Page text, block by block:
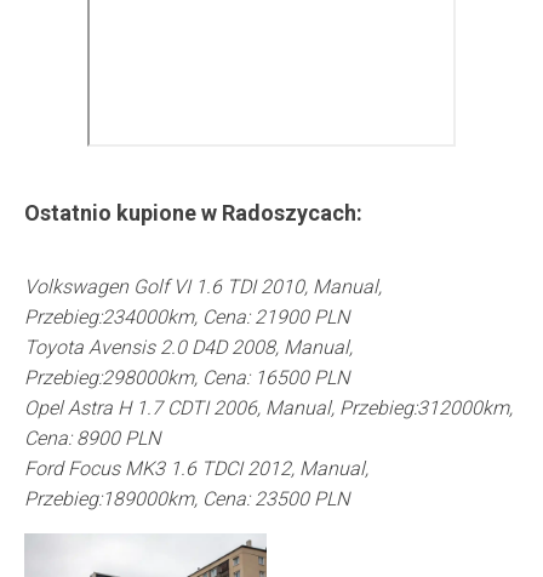
Ostatnio kupione w Radoszycach:
Volkswagen Golf VI 1.6 TDI 2010, Manual,
Przebieg:234000km, Cena: 21900 PLN
Toyota Avensis 2.0 D4D 2008, Manual,
Przebieg:298000km, Cena: 16500 PLN
Opel Astra H 1.7 CDTI 2006, Manual, Przebieg:312000km,
Cena: 8900 PLN
Ford Focus MK3 1.6 TDCI 2012, Manual,
Przebieg:189000km, Cena: 23500 PLN